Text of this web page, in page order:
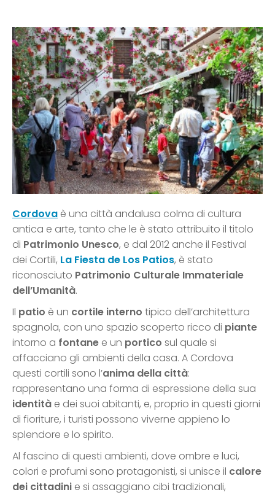
Cordova è una città andalusa colma di cultura
antica e arte, tanto che le è stato attribuito il titolo
di Patrimonio Unesco, e dal 2012 anche il Festival
dei Cortili, La Fiesta de Los Patios, è stato
riconosciuto Patrimonio Culturale Immateriale
dell’Umanità.
Il patio è un cortile interno tipico dell’architettura
spagnola, con uno spazio scoperto ricco di piante
intorno a fontane e un portico sul quale si
affacciano gli ambienti della casa. A Cordova
questi cortili sono l’anima della città:
rappresentano una forma di espressione della sua
identità e dei suoi abitanti, e, proprio in questi giorni
di fioriture, i turisti possono viverne appieno lo
splendore e lo spirito.
Al fascino di questi ambienti, dove ombre e luci,
colori e profumi sono protagonisti, si unisce il calore
dei cittadini e si assaggiano cibi tradizionali,